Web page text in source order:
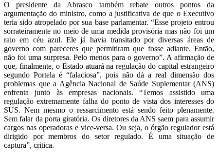
O presidente da Abrasco também rebate outros pontos da
argumentação do ministro, como a justificativa de que o Executivo
teria sido atropelado por sua base parlamentar. “Esse projeto entrou
sorrateiramente no meio de uma medida provisória mas não foi um
raio em céu azul. Ele já havia transitado por diversas áreas de
governo com pareceres que permitiram que fosse adiante. Então,
não foi uma surpresa. Pelo menos para o governo”. A afirmação de
que, finalmente, o Estado atuará na regulação do capital estrangeiro
segundo Portela é “falaciosa”, pois não dá a real dimensão dos
problemas que a Agência Nacional de Saúde Suplementar (ANS)
enfrenta junto às empresas nacionais. “Temos assistido uma
regulação extremamente falha do ponto de vista dos interesses do
SUS. Nem mesmo o ressarcimento está sendo feito plenamente.
Sem falar da porta giratória. Os diretores da ANS saem para assumir
cargos nas operadoras e vice-versa. Ou seja, o órgão regulador está
dirigido por membros do setor regulado. É uma situação de
captura”, critica.